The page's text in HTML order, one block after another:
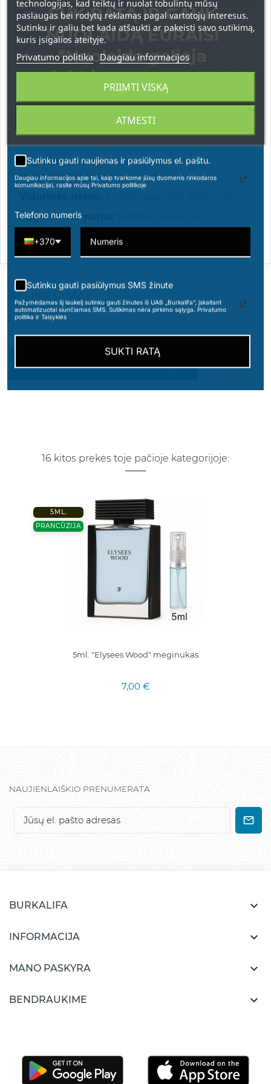
balto muskuso ir kašmyro šiluma – lyg gundantis
žvilgsnis, kuris išlieka mintyse ilgiau nei žodžiai,
kai norisi, kad tave pajustų, net kai nieko
nesakai...
Šis aromatas alsuoja moteriškumu, jis lengvas
kaip vasaros oras, bet palieka gilų prisiminimą,
nesistengia būti pastebėtos – jos tiesiog
Viršutinės natos:rabarbarai, raudonieji
serbentai, persikai;
Pagrindinės natos:
ATSILIEPIMAI
16 kitos prekės toje pačioje kategorijoje:
5ML.
PRANCŪZIJA
5ml. "Elysees Wood" mėginukas
7,00 €
NAUJIENLAIŠKIO PRENUMERATA
BURKALIFA 
INFORMACIJA 
MANO PASKYRA 
BENDRAUKIME 
technologijas, kad teiktų ir nuolat tobulintų mūsų
paslaugas bei rodytų reklamas pagal vartotojų interesus.
Sutinku ir galiu bet kada atšaukti ar pakeisti savo sutikimą,
kuris įsigalios ateityje.
Privatumo politika Daugiau informacijos
ATMESTI
PRIIMTI VISKĄ
SUK RATĄ IR GAUK
NUOLAIDĄ EURAIS!
*Nuolaida galioja
apsipirkimams nuo 49 € !
Sutinku gauti naujienas ir pasiūlymus el. paštu.
Daugiau informacijos apie tai, kaip tvarkome jūsų duomenis rinkodaros
komunikacijai, rasite mūsų Privatumo politikoje
Telefono numeris
+370
Sutinku gauti pasiūlymus SMS žinute
Pažymėdamas šį laukelį sutinku gauti žinutes iš UAB „Burkalifa“, įskaitant
automatizuotai siunčiamas SMS. Sutikimas nėra pirkimo sąlyga. Privatumo
politika ir Taisyklės
SUKTI RATĄ